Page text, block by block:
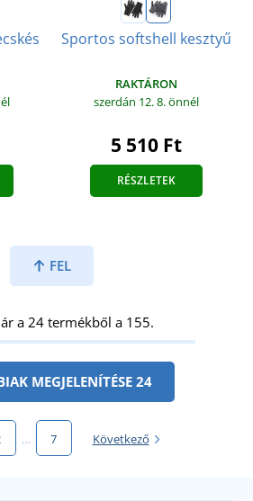
Sportos softshell kesztyű
RAKTÁRON
szerdán 12. 8.önnél
5 510 Ft
RÉSZLETEK
FEL
a 24 termékből a 155.
MEGJELENÍTÉSE 24
… 7 Következő